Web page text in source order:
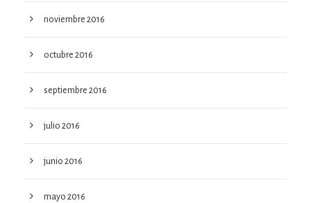
noviembre 2016
octubre 2016
septiembre 2016
julio 2016
junio 2016
mayo 2016